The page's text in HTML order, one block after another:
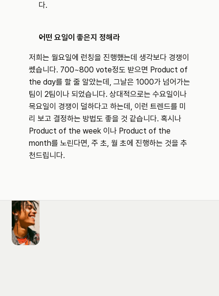
다.
어떤 요일이 좋은지 정해라
저희는 월요일에 런칭을 진행했는데 생각보다 경쟁이
쎘습니다. 700~800 vote정도 받으면 Product of
the day를 할 줄 알았는데, 그날은 1000가 넘어가는
팀이 2팀이나 되었습니다. 상대적으로는 수요일이나
목요일이 경쟁이 덜하다고 하는데, 이런 트렌드를 미
리 보고 결정하는 방법도 좋을 것 같습니다. 혹시나
Product of the week 이나 Product of the
month를 노린다면, 주 초, 월 초에 진행하는 것을 추
천드립니다.